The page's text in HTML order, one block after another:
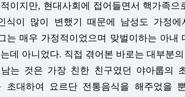
이지만, 현대사회에 접어들면서 핵가족
식이 많이 변했기 때문에 남성도 가정
매우 가정적이었으며 맞벌이하는 아
데 아니었다. 직접 겪어본 바로는 대부분
는 것은 가장 친한 친구였던 야아룹의
대하여 요르단 전통음식을 해주었을